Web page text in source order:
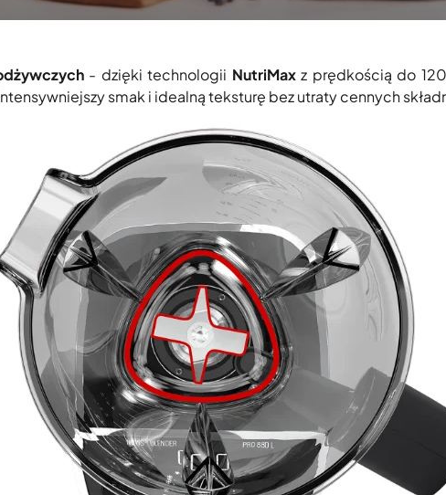
- dzięki technologii NutriMaxz prędkością do
smak i idealną teksturę bez utraty cennych